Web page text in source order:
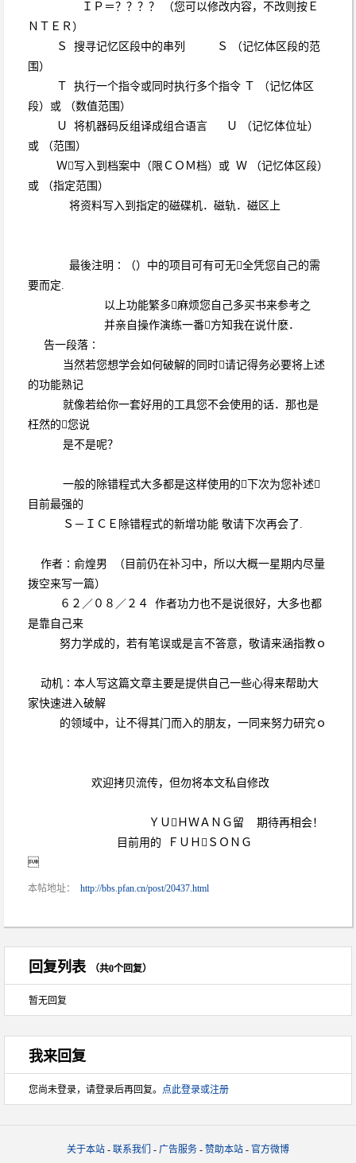
ＩＰ＝？？？？ （您可以修改内容，不改则按Ｅ
ＮＴＥＲ）
Ｓ 搜寻记忆区段中的串列 Ｓ （记忆体区段的范
围）
Ｔ 执行一个指令或同时执行多个指令 Ｔ （记忆体区
段）或 （数值范围）
Ｕ 将机器码反组译成组合语言 Ｕ （记忆体位址）
或 （范围）
Ｗ写入到档案中（限ＣＯＭ档）或 Ｗ （记忆体区段）
或 （指定范围）
将资料写入到指定的磁碟机．磁轨．磁区上
最後注明∶（）中的项目可有可无全凭您自己的需
要而定.
以上功能繁多麻烦您自己多买书来参考之
并亲自操作演练一番方知我在说什麽．
告一段落∶
当然若您想学会如何破解的同时请记得务必要将上述
的功能熟记
就像若给你一套好用的工具您不会使用的话．那也是
枉然的您说
是不是呢？
一般的除错程式大多都是这样使用的下次为您补述
目前最强的
Ｓ－ＩＣＥ除错程式的新增功能 敬请下次再会了.
作者∶俞煌男 （目前仍在补习中，所以大概一星期内尽量
拨空来写一篇）
６２／０８／２４ 作者功力也不是说很好，大多也都
是靠自己来
努力学成的，若有笔误或是言不答意，敬请来涵指教ｏ
动机∶本人写这篇文章主要是提供自己一些心得来帮助大
家快速进入破解
的领域中，让不得其门而入的朋友，一同来努力研究ｏ
欢迎拷贝流传，但勿将本文私自修改
ＹＵＨＷＡＮＧ留 期待再相会！
目前用的 ＦＵＨＳＯＮＧ

本帖地址： http://bbs.pfan.cn/post/20437.html
回复列表 （共0个回复）
暂无回复
我来回复
您尚未登录，请登录后再回复。 点此登录或注册
关于本站 - 联系我们 - 广告服务 - 赞助本站 - 官方微博